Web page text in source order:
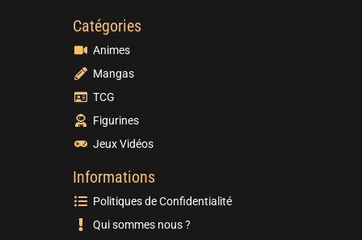
Catégories
Animes
Mangas
TCG
Figurines
Jeux Vidéos
Informations
Politiques de Confidentialité
Qui sommes nous ?